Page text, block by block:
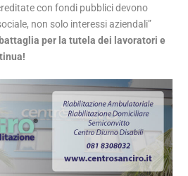
con fondi pubblici devono
non solo interessi aziendali”
per la tutela dei lavoratori e